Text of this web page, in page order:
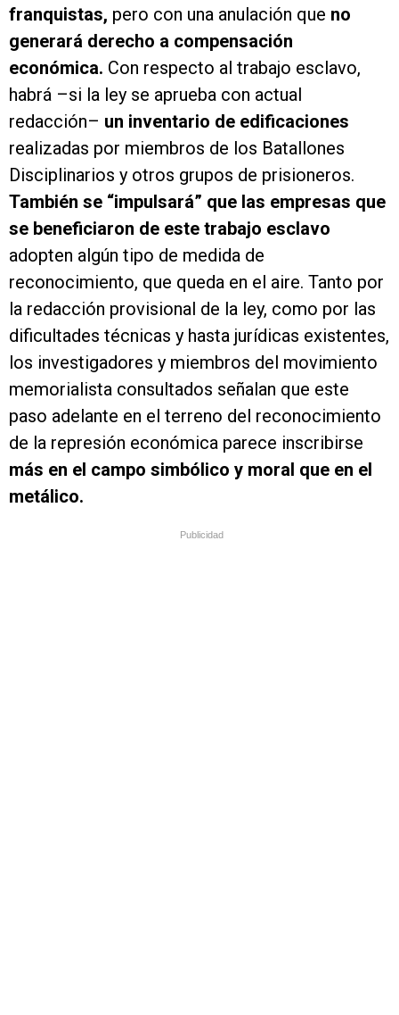
franquistas, pero con una anulación que no
generará derecho a compensación
económica. Con respecto al trabajo esclavo,
habrá –si la ley se aprueba con actual
redacción– un inventario de edificaciones
realizadas por miembros de los Batallones
Disciplinarios y otros grupos de prisioneros.
También se “impulsará” que las empresas que
se beneficiaron de este trabajo esclavo
adopten algún tipo de medida de
reconocimiento, que queda en el aire. Tanto por
la redacción provisional de la ley, como por las
dificultades técnicas y hasta jurídicas existentes,
los investigadores y miembros del movimiento
memorialista consultados señalan que este
paso adelante en el terreno del reconocimiento
de la represión económica parece inscribirse
más en el campo simbólico y moral que en el
metálico.
Publicidad